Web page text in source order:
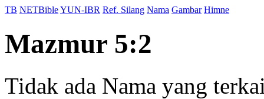
TB NETBibleYUN-IBR Ref. Silang Nama Gambar Himne
Mazmur 5:2
Tidak ada Nama yang